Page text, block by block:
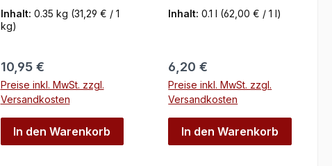
Inhalt: 0.35 kg (31,29 € / 1
kg)
Regulärer Preis:
10,95 €
Preise inkl. MwSt. zzgl.
Versandkosten
In den Warenkorb
Inhalt:0.1 l (62,00 € / 1 l)
Regulärer Preis:
6,20 €
Preise inkl. MwSt. zzgl.
Versandkosten
In den Warenkorb